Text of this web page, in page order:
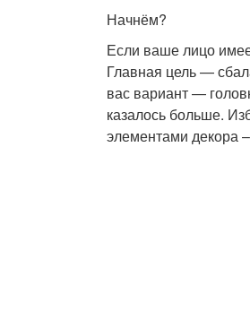
Начнём?
Если ваше лицо
Главная цель —
вас вариант —
казалось больше.
элементами декора